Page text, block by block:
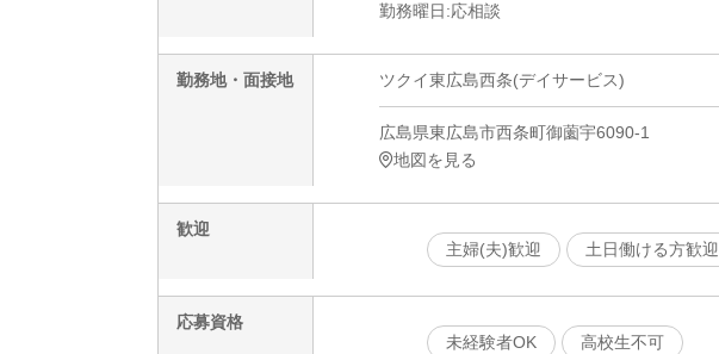
勤務曜日:応相談
勤務地・面接地 ツクイ東広島西条(デイサービス)
広島県東広島市西条町御薗宇6090-1
地図を見る
歓迎
主婦(夫)歓迎
土日働ける方歓迎
応募資格
未経験者OK
高校生不可